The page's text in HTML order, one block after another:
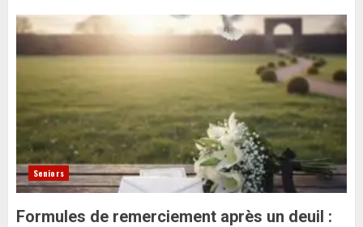
Seniors
Formules de remerciement après un deuil :